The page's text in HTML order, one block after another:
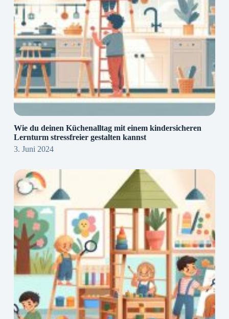
Wie du deinen Küchenalltag mit einem kindersicheren
Lernturm stressfreier gestalten kannst
3. Juni 2024